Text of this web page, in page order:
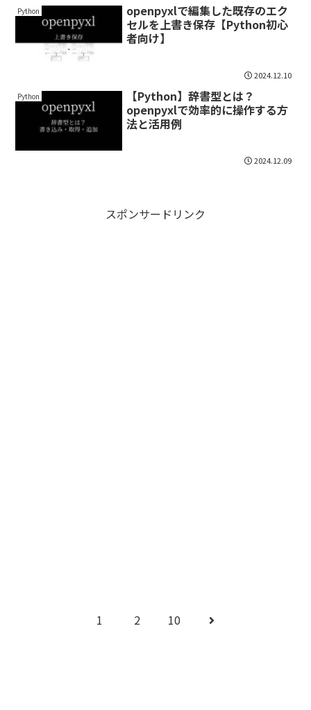
Python
openpyxlで編集した既存のエク
セルを上書き保存【Python初心
者向け】
2024.12.10
Python
【Python】辞書型とは？
openpyxlで効率的に操作する方
法と活用例
2024.12.09
スポンサードリンク
1 2 10
次